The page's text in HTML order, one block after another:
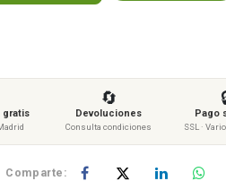
gratis
🔄
Devoluciones
Consulta condiciones
Pago
SSL ·
Comparte: